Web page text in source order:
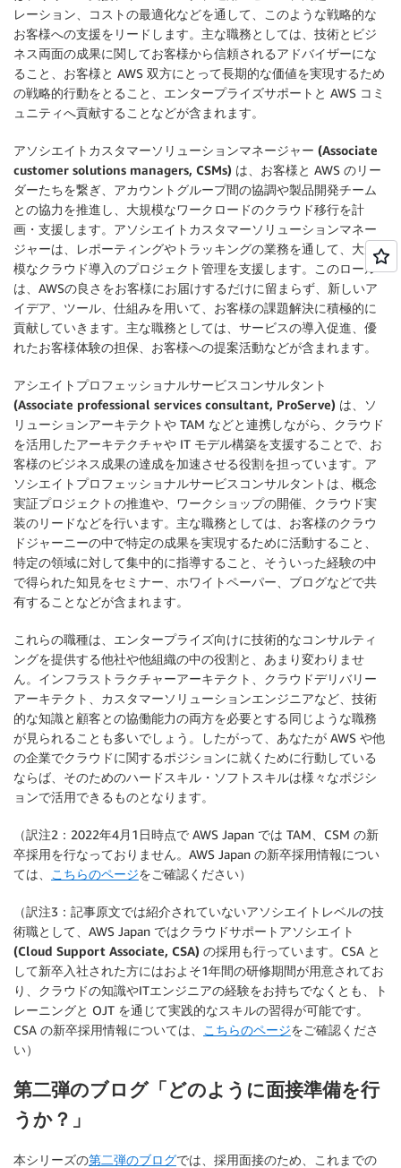
レーション、コストの最適化などを通して、このような戦略的な
お客様への支援をリードします。主な職務としては、技術とビジ
ネス両面の成果に関してお客様から信頼されるアドバイザーにな
ること、お客様と AWS 双方にとって長期的な価値を実現するため
の戦略的行動をとること、エンタープライズサポートと AWS コミ
ュニティへ貢献することなどが含まれます。
アソシエイトカスタマーソリューションマネージャー (Associate
customer solutions managers, CSMs) は、お客様と AWS のリー
ダーたちを繋ぎ、アカウントグループ間の協調や製品開発チーム
との協力を推進し、大規模なワークロードのクラウド移行を計
画・支援します。アソシエイトカスタマーソリューションマネー
ジャーは、レポーティングやトラッキングの業務を通して、大規
模なクラウド導入のプロジェクト管理を支援します。このロール
は、AWSの良さをお客様にお届けするだけに留まらず、新しいア
イデア、ツール、仕組みを用いて、お客様の課題解決に積極的に
貢献していきます。主な職務としては、サービスの導入促進、優
れたお客様体験の担保、お客様への提案活動などが含まれます。
アシエイトプロフェッショナルサービスコンサルタント
(Associate professional services consultant, ProServe) は、ソ
リューションアーキテクトや TAM などと連携しながら、クラウド
を活用したアーキテクチャや IT モデル構築を支援することで、お
客様のビジネス成果の達成を加速させる役割を担っています。ア
ソシエイトプロフェッショナルサービスコンサルタントは、概念
実証プロジェクトの推進や、ワークショップの開催、クラウド実
装のリードなどを行います。主な職務としては、お客様のクラウ
ドジャーニーの中で特定の成果を実現するために活動すること、
特定の領域に対して集中的に指導すること、そういった経験の中
で得られた知見をセミナー、ホワイトペーパー、ブログなどで共
有することなどが含まれます。
これらの職種は、エンタープライズ向けに技術的なコンサルティ
ングを提供する他社や他組織の中の役割と、あまり変わりませ
ん。インフラストラクチャーアーキテクト、クラウドデリバリー
アーキテクト、カスタマーソリューションエンジニアなど、技術
的な知識と顧客との協働能力の両方を必要とする同じような職務
が見られることも多いでしょう。したがって、あなたが AWS や他
の企業でクラウドに関するポジションに就くために行動している
ならば、そのためのハードスキル・ソフトスキルは様々なポジシ
ョンで活用できるものとなります。
（訳注2：2022年4月1日時点で AWS Japan では TAM、CSM の新
卒採用を行なっておりません。AWS Japan の新卒採用情報につい
ては、
こちらのページをご確認ください）
（訳注3：記事原文では紹介されていないアソシエイトレベルの技
術職として、AWS Japan ではクラウドサポートアソシエイト
(Cloud Support Associate, CSA) の採用も行っています。CSA と
して新卒入社された方にはおよそ1年間の研修期間が用意されてお
り、クラウドの知識やITエンジニアの経験をお持ちでなくとも、ト
レーニングと OJT を通じて実践的なスキルの習得が可能です。
CSA の新卒採用情報については、
こちらのページをご確認くださ
い）
第二弾のブログ「どのように面接準備を行
うか？」
本シリーズの第二弾のブログでは、採用面接のため、これまでの